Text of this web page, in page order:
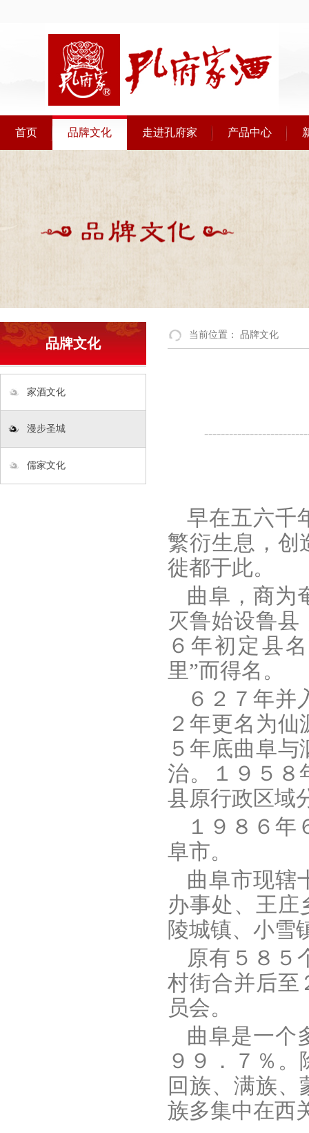
首页 品牌文化 走进孔府家 产品中心
品牌文化
家酒文化
漫步圣城
儒家文化
当前位置： 品牌文化
早在五六千
繁衍生息，创
徙都于此。
曲阜，商为
灭鲁始设鲁县
６年初定县
里”而得名。
６２７年并
２年更名为
５年底曲阜
治。１９５８
县原行政区域
１９８６年
阜市。
曲阜市现辖
办事处、王庄
陵城镇、小雪
原有５８５
村街合并后至
员会。
曲阜是一个
９９．７％
回族、满族
族多集中在西